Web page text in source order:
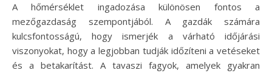
A hőmérséklet ingadozása különösen fontos a
mezőgazdaság szempontjából. A gazdák számára
kulcsfontosságú, hogy ismerjék a várható időjárási
viszonyokat, hogy a legjobban tudják időzíteni a vetéseket
és a betakarítást. A tavaszi fagyok, amelyek gyakran